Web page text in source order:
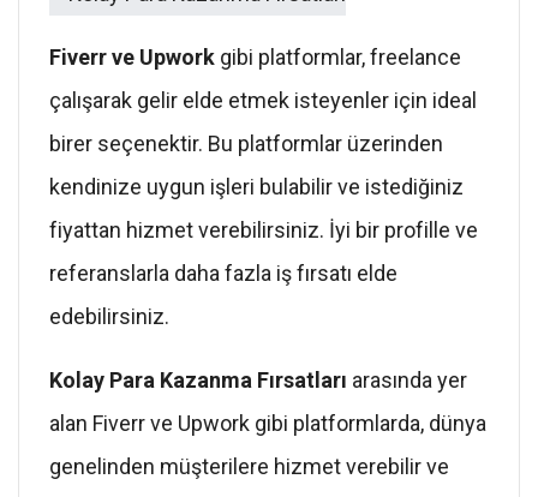
Fiverr ve Upwork gibi platformlar, freelance
çalışarak gelir elde etmek isteyenler için ideal
birer seçenektir. Bu platformlar üzerinden
kendinize uygun işleri bulabilir ve istediğiniz
fiyattan hizmet verebilirsiniz. İyi bir profille ve
referanslarla daha fazla iş fırsatı elde
edebilirsiniz.
Kolay Para Kazanma Fırsatları arasında yer
alan Fiverr ve Upwork gibi platformlarda, dünya
genelinden müşterilere hizmet verebilir ve